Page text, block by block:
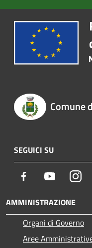
Comune
SEGUICI SU
Facebook Youtube
AMMINISTRAZIONE
Organi di Governo
Aree